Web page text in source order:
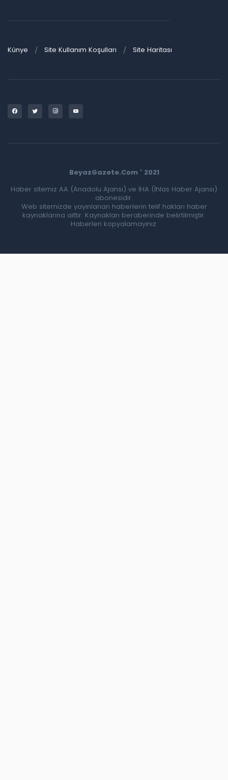
Künye Site Kullanım Koşulları Site Haritası
BeyazGazete.Com ' 2021
Haber sitemiz AA (Anadolu Ajansı) ve İHA (İhlas Haber Ajansı)
abonesidir.
Web sitemizde yayınlanan haberlerin telif hakları haber
kaynaklarına aittir. Kaynakları beraberinde belirtilmiştir.
Haberleri kopyalamayınız.